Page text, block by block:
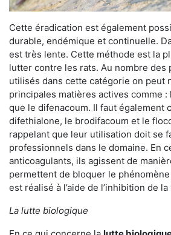
Cette éradication est également
durable, endémique et continuelle.
est très lente. Cette méthode est la
lutter contre les rats. Au nombre des
utilisés dans cette catégorie on peut
principales matières actives comme
que le difenacoum. Il faut également
difethialone, le brodifacoum et le
rappelant que leur utilisation doit se
professionnels dans le domaine. En
anticoagulants, ils agissent de
permettent de bloquer le
est réalisé à l’aide de l’inhibition de
La lutte biologique